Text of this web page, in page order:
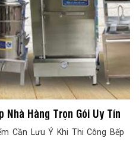
Nhà Hàng Trọn Gói Uy Tín
Cần Lưu Ý Khi Thi Công Bếp